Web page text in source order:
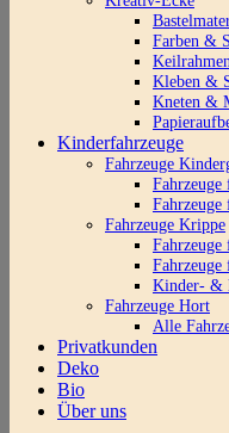
Farben &
Kleben &
Kneten &
Kinderfahrzeuge
Fahrzeuge
Fahrzeuge
Fahrzeuge
Fahrzeuge Krippe
Fahrzeuge
Fahrzeuge
Kinder- &
Fahrzeuge Hort
Alle
Privatkunden
Deko
Bio
Über uns